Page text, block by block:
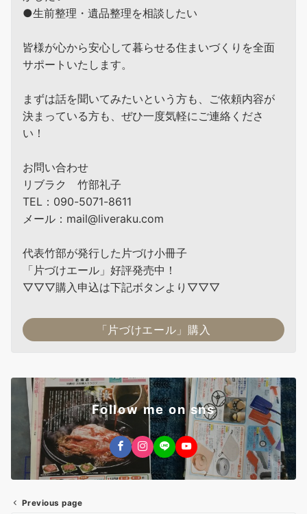
●生前整理・遺品整理を相談したい
皆様が心から安心して暮らせる住まいづくりを全面
サポートいたします。
まずは話を聞いてみたいという方も、ご依頼内容が
決まっている方も、ぜひ一度気軽にご連絡くださ
い！
お問い合わせ
リブラク 竹部礼子
TEL：090-5071-8611
メール：mail@liveraku.com
代表竹部が発行した片づけ小冊子
「片づけエール」好評発売中！
▽▽▽購入申込は下記ボタンより▽▽▽
「片づけエール」購入
Follow me on sns
Previous page